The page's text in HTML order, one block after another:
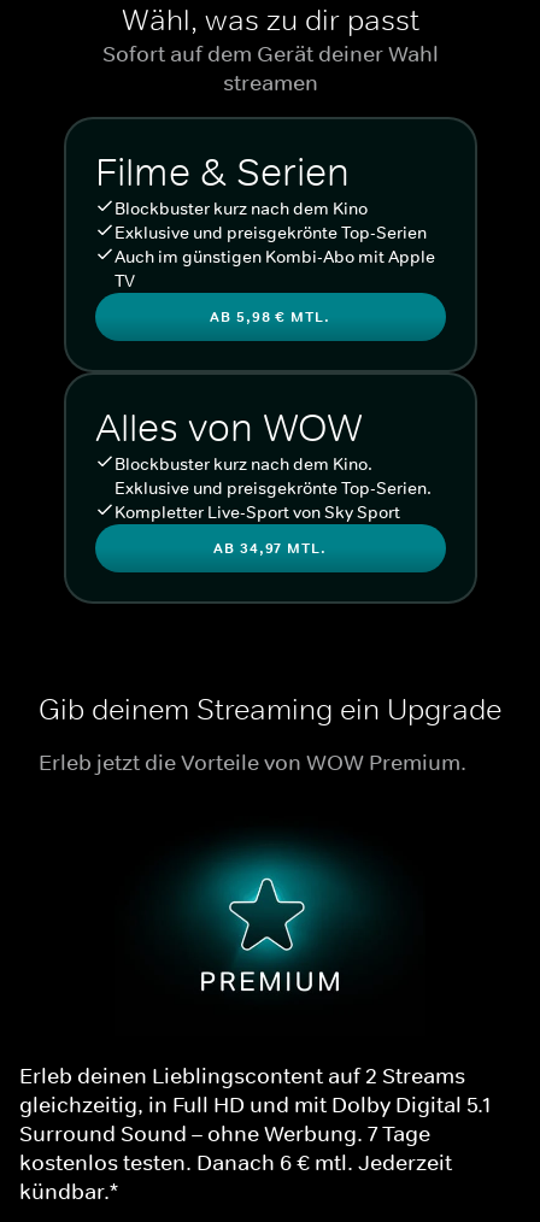
Wähl, was zu dir passt
Sofort auf dem Gerät deiner Wahl
streamen
Filme & Serien
Blockbuster kurz nach dem Kino
Exklusive und preisgekrönte Top-Serien
Auch im günstigen Kombi-Abo mit Apple
TV
AB 5,98 € MTL.
Alles von WOW
Blockbuster kurz nach dem Kino.
Exklusive und preisgekrönte Top-Serien.
Kompletter Live-Sport von Sky Sport
AB 34,97 MTL.
Gib deinem Streaming ein Upgrade
Erleb jetzt die Vorteile von WOW Premium.
Erleb deinen Lieblingscontent auf 2 Streams
gleichzeitig, in Full HD und mit Dolby Digital 5.1
Surround Sound – ohne Werbung. 7 Tage
kostenlos testen. Danach 6 € mtl. Jederzeit
kündbar.*